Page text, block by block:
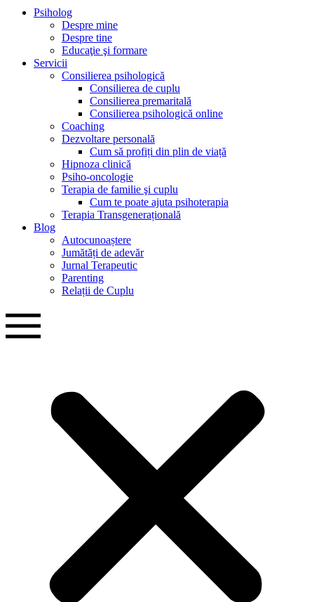
Psiholog
Despre mine
Despre tine
Educaţie şi formare
Servicii
Consilierea psihologică
Consilierea de cuplu
Consilierea premaritală
Consilierea psihologică online
Coaching
Dezvoltare personală
Cum să profiți din plin de viață
Hipnoza clinică
Psiho-oncologie
Terapia de familie şi cuplu
Cum te poate ajuta psihoterapia
Terapia Transgenerațională
Blog
Autocunoaștere
Jumătăți de adevăr
Jurnal Terapeutic
Parenting
Relații de Cuplu